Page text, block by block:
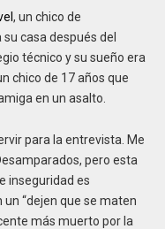
, un chico de
casa después del
técnico y su sueño era
chico de 17 años que
en un asalto.
para la entrevista. Me
pero esta
inseguridad es
“dejen que se maten
más muerto por la